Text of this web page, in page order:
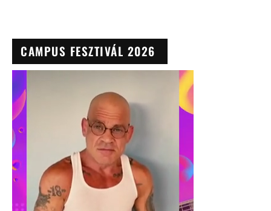
CAMPUS FESZTIVÁL 2026